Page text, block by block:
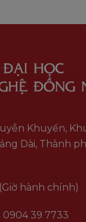
Khuyến,
Dài, Thành
hành chính)
0904 39 7733